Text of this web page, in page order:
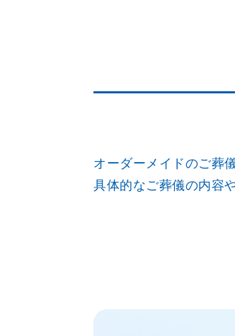
オーダーメイドのご葬
具体的なご葬儀の内容